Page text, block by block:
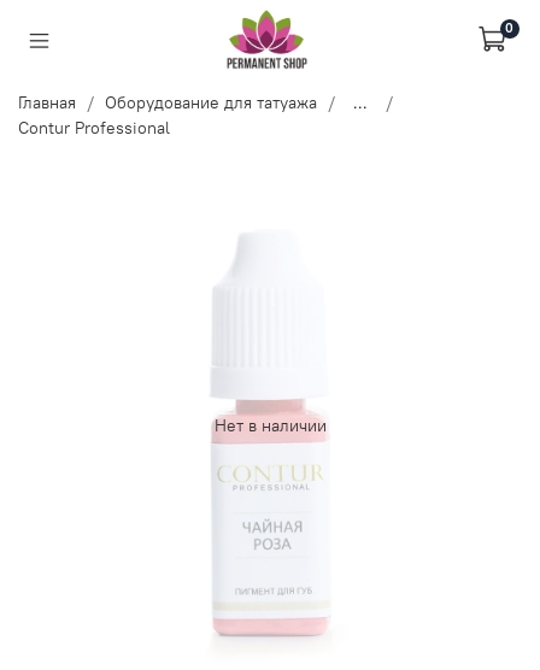
0
Главная Оборудование для татуажа
...
Contur Professional
Нет в наличии